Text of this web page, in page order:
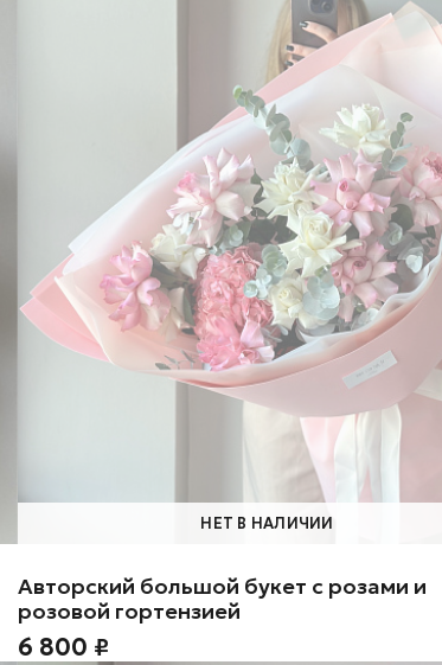
НЕТ В НАЛИЧИИ
Авторский большой букет с розами и
розовой гортензией
6 800 ₽